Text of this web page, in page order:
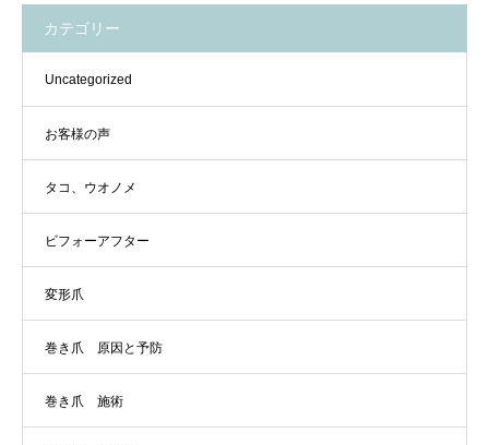
カテゴリー
Uncategorized
お客様の声
タコ、ウオノメ
ビフォーアフター
変形爪
巻き爪 原因と予防
巻き爪 施術